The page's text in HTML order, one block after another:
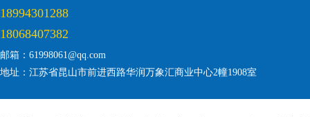
18994301288
18068407382
邮箱：61998061@qq.com
地址：江苏省昆山市前进西路华润万象汇商业中心2幢1908室